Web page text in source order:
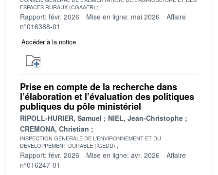
ESPACES RURAUX (CGAAER)
Rapport: févr. 2026 Mise en ligne: mai 2026
Affaire
n°016388-01
Accéder à la notice
Prise en compte de la recherche dans
l’élaboration et l’évaluation des politiques
publiques du pôle ministériel
RIPOLL-HURIER, Samuel
NIEL, Jean-Christophe
CREMONA, Christian
INSPECTION GENERALE DE L'ENVIRONNEMENT ET DU
DEVELOPPEMENT DURABLE (IGEDD)
Rapport: févr. 2026 Mise en ligne: avr. 2026
Affaire
n°016247-01